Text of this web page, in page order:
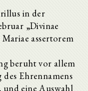
in der
„Divinae
assertorem
beruht vor allem
Ehrennamens
und eine Auswahl